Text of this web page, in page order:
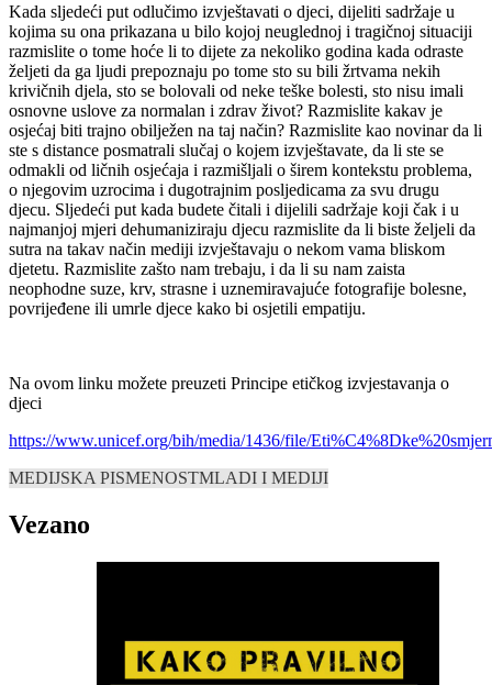
Kada sljedeći put odlučimo izvještavati o djeci, dijeliti sadržaje u
kojima su ona prikazana u bilo kojoj neuglednoj i tragičnoj situaciji
razmislite o tome hoće li to dijete za nekoliko godina kada odraste
željeti da ga ljudi prepoznaju po tome sto su bili žrtvama nekih
krivičnih djela, sto se bolovali od neke teške bolesti, sto nisu imali
osnovne uslove za normalan i zdrav život? Razmislite kakav je
osjećaj biti trajno obilježen na taj način? Razmislite kao novinar da li
ste s distance posmatrali slučaj o kojem izvještavate, da li ste se
odmakli od ličnih osjećaja i razmišljali o širem kontekstu problema,
o njegovim uzrocima i dugotrajnim posljedicama za svu drugu
djecu. Sljedeći put kada budete čitali i dijelili sadržaje koji čak i u
najmanjoj mjeri dehumaniziraju djecu razmislite da li biste željeli da
sutra na takav način mediji izvještavaju o nekom vama bliskom
djetetu. Razmislite zašto nam trebaju, i da li su nam zaista
neophodne suze, krv, strasne i uznemiravajuće fotografije bolesne,
povrijeđene ili umrle djece kako bi osjetili empatiju.
Na ovom linku možete preuzeti Principe etičkog izvjestavanja o
djeci
https://www.unicef.org/bih/media/1436/file/
MEDIJSKA PISMENOSTMLADI I MEDIJI
Vezano